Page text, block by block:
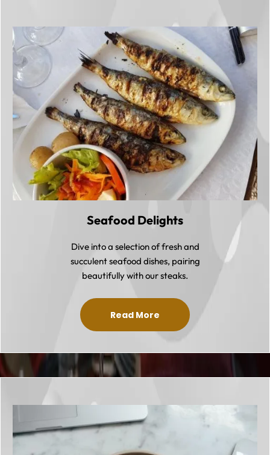
Seafood Delights
Dive into a selection of fresh and
succulent seafood dishes, pairing
beautifully with our steaks.
Read More